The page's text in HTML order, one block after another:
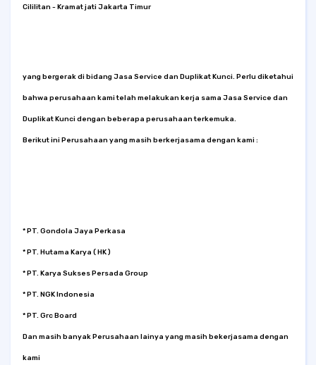
Cililitan - Kramat jati Jakarta Timur
yang bergerak di bidang Jasa Service dan Duplikat Kunci. Perlu diketahui
bahwa perusahaan kami telah melakukan kerja sama Jasa Service dan
Duplikat Kunci dengan beberapa perusahaan terkemuka.
Berikut ini Perusahaan yang masih berkerjasama dengan kami :
* PT. Gondola Jaya Perkasa
* PT. Hutama Karya ( HK )
* PT. Karya Sukses Persada Group
* PT. NGK Indonesia
* PT. Grc Board
Dan masih banyak Perusahaan lainya yang masih bekerjasama dengan
kami